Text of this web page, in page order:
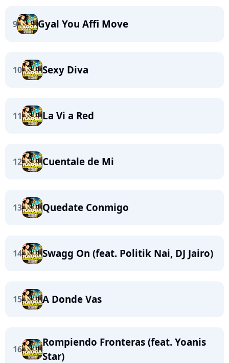
9 Gyal You Affi Move
10 Sexy Diva
11 La Vi a Red
12 Cuentale de Mi
13 Quedate Conmigo
14 Swagg On (feat. Politik Nai, DJ Jairo)
15 A Donde Vas
16
Rompiendo Fronteras (feat. Yoanis
Star)